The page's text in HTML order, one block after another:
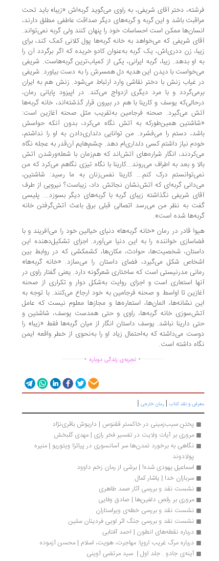
دختر آقای شریفی، به راوی می‌گوید گربه‌اش «زیبا» باید تحت
باشد و این گربه و گربه‌های دیگر صداقت عاطفی مطلق دارند،
ممکن است احساسات خود را پنهان کنند ولی گربه نمی‌تواند.
شریفی که می‌خواهد به خانه‌ گربه‌ها پول کلانی کمک کند، برای
زن ددری‌اش، یک گربه به‌عنوان کادو خریده که اگر برگردد آن را
او بدهد. زیبا، گربه‌ ایرانی، یکی از کمیاب‌ترین گربه‌هاست. شریفی
با دیدن این هدیه دل همسرش را به‌ دست بیاورد. شریفی
غیاب زنش با دختر نقاشی وارد ارتباط می‌شود. زنش هم به ایران
و با مرد دیگری ازدواج می‌کند. در اپیزود پایانی رمان،
یوسف و کارینا با هم در بیرون قرار گذشته‌اند، خانه‌ گربه‌ها
می‌گیرد. صحنه‌ فرجامین به‌تقریب مثل صحنه‌ آغازین است:
همین‌طورکه به آتش نگاه می‌کرد، بدون آنکه حواسش
دستم را می‌فشرد. من توانایی دلداری‌دادن به او را نداشتم،
نیاز داشتم کسی دلداری‌ام دهد. چشم‌هایم آن‌قدر به عجله نگاه
انگار شراره‌های آتش‌اند که هم‌زمان با شعله‌ور‌شدن آتش
و بعد به اطراف می‌روند...کارینا با نگاه تیزی نگاهم می‌کرد که من
درک کنم... کارینا نفس‌زنان به ما رسید: شاشتین،
گربه‌ای که آتش‌نشان نجاتش داد، زیباست؟ نیرویی از طرف
شریفی نگذاشته زیبای گربه با گربه‌های دیگر بسوزد... پلیسی
به نظر من می‌رسد اتصالی قبلی برق باعث آتش‌گرفتن خانه‌
شده است».
قادر در رمان «خانه‌ گربه‌ها» دنیای خیالین خود را می‌آفریند و با
خواننده را به این دنیا می‌آورد. اجزای تشکیل‌دهنده این
شخصیت‌ها، حوادث، مکان‌ها، کشمکشی که در روابط بین
شکل می‌گیرد، فضای داستان را می‌سازد. «خانه‌ گربه‌ها»
مدرنیستی است که ساختاری شعرگونه دارد. یعنی گفتار راوی در
استعاری است و اجزای روایت به‌شکل دوار و تکراری از صحنه‌
تا اواسط و صحنه‌ فرجامین به خود ارجاع می‌کنند. با توجه به
نشانه‌ها، المان‌ها، استعاره‌ها و مجازها معلوم نیست که عامل
خانه‌ گربه‌ها، راوی و حتی همدست یوسف، شاشتین و
دارینا نباشد. یوسف داستان انگار از میان گربه‌ها فقط «زیبا» را
می‌داشته که به‌احتمال زیاد او را به‌نحوی از خطر واقعه ایمن
داشته است.
...............
. تجربه‌ی زندگی دوباره.
..............
و نقد کتاب|رمان خارجی|
پختنِ سیب‌زمینی در خاکستر ققنوس | داریوش باقری‌نژاد
مروری بر آیات ولایت در تفسیر فخر رازی | مهدی گلبخش
پولادوند
اسماعیل یهودی شده! | برشی از رمان زخم داوود
سربازان خدا | یاشار کمال
نشست نقد و بررسی آثار صمد طاهری
مروری بر رقص دلفین‌ها | صادق وفایی
نشست نقد و بررسی خطه‌ی ویراستاران
نشست نقد و بررسی جنگ اثر لویی فردینان سلین
درباره نقطه‌های انطون | احمد آفتابی
درباره مرگ غریب اروپا: مهاجرت، هویت، اسلام | محسن آزموده
آینه‌ی جادو . جلد اول |  سید مرتضی آوینی